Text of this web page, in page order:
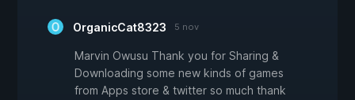
OrganicCat8323 5 nov
Marvin Owusu Thank you for Sharing &
Downloading some new kinds of games
from Apps store & twitter so much thank